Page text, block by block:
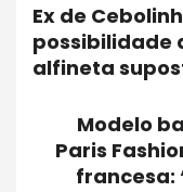
Ex de
possibilidade
alfineta
Modelo
Paris
francesa: